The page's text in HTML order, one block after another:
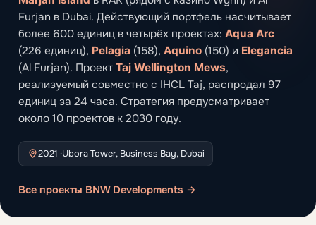
Furjan в Dubai. Действующий портфель насчитывает
более 600 единиц в четырёх проектах: Aqua Arc
(226 единиц), Pelagia (158), Aquino (150) и Elegancia
(Al Furjan). Проект Taj Wellington Mews,
реализуемый совместно с IHCL Taj, распродал 97
единиц за 24 часа. Стратегия предусматривает
около 10 проектов к 2030 году.
2021 ·Ubora Tower, Business Bay, Dubai
Все проекты BNW Developments →